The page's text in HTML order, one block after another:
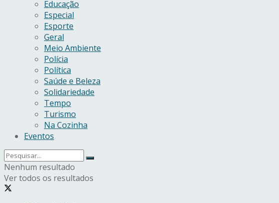
Educação
Especial
Esporte
Geral
Meio Ambiente
Polícia
Política
Saúde e Beleza
Solidariedade
Tempo
Turismo
Na Cozinha
Eventos
Nenhum resultado
Ver todos os resultados